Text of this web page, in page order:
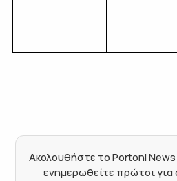
Ακολουθήστε το Portoni
ενημερωθείτε πρώτοι για